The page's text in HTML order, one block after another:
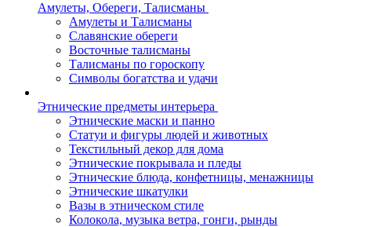
Амулеты, Обереги, Талисманы
Амулеты и Талисманы
Славянские обереги
Восточные талисманы
Талисманы по гороскопу
Символы богатства и удачи
Этнические предметы интерьера
Этнические маски и панно
Статуи и фигуры людей и животных
Текстильный декор для дома
Этнические покрывала и пледы
Этнические блюда, конфетницы, менажницы
Этнические шкатулки
Вазы в этническом стиле
Колокола, музыка ветра, гонги, рынды